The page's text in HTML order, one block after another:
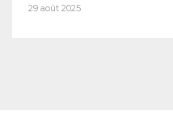
29 août 2025